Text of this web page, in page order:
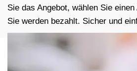
Sie das Angebot, wählen Sie
Sie werden bezahlt. Sicher und